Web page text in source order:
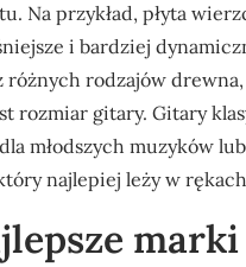
Na przykład, płyta
i bardziej
różnych rodzajów
rozmiar gitary. Gitary
młodszych muzyków
najlepiej leży w